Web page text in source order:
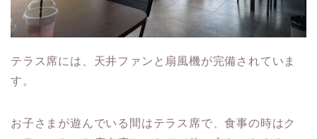
テラス席には、天井ファンと扇風機が完備されていま
す。
お子さまが遊んでいる間はテラス席で、食事の時はク